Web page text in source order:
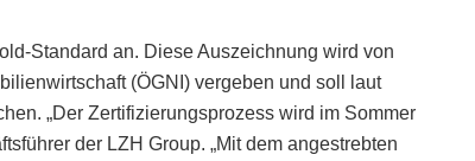
Standard an. Diese Auszeichnung wird von
(ÖGNI) vergeben und soll laut
„Der Zertifizierungsprozess wird im Sommer
der LZH Group. „Mit dem angestrebten